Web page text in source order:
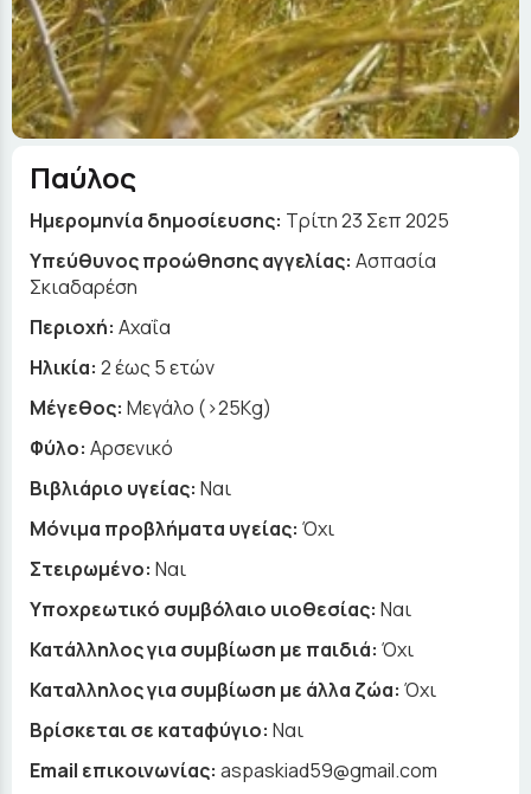
Παύλος
Ημερομηνία δημοσίευσης: Τρίτη 23 Σεπ 2025
Yπεύθυνος προώθησης αγγελίας: Ασπασία
Σκιαδαρέση
Περιοχή: Αχαΐα
Ηλικία: 2 έως 5 ετών
Μέγεθος: Μεγάλο (>25Kg)
Φύλο: Αρσενικό
Βιβλιάριο υγείας: Ναι
Μόνιμα προβλήματα υγείας: Όχι
Στειρωμένο: Ναι
Υποχρεωτικό συμβόλαιο υιοθεσίας: Ναι
Κατάλληλος για συμβίωση με παιδιά: Όχι
Καταλληλος για συμβίωση με άλλα ζώα: Όχι
Βρίσκεται σε καταφύγιο: Ναι
Email επικοινωνίας: aspaskiad59@gmail.com